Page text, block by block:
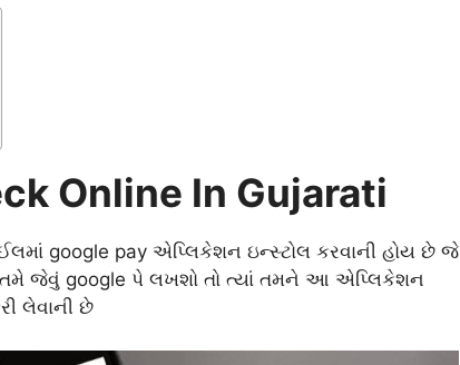
Online In Gujarati
google pay એપ્લિકેશન ઇન્સ્ટોલ કરવાની હોય છે જે
જેવું google પે લખશો તો ત્યાં તમને આ એપ્લિકેશન
લેવાની છે